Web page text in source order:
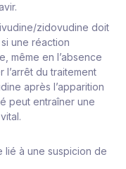
zidovudine doit
si une réaction
même en l’absence
l’arrêt du traitement
après l’apparition
peut entraîner une
lié à une suspicion de